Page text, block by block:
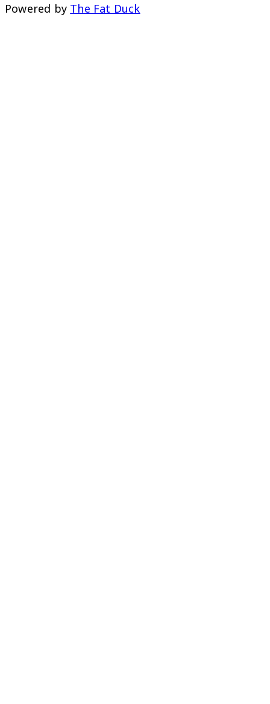
Powered by The Fat Duck